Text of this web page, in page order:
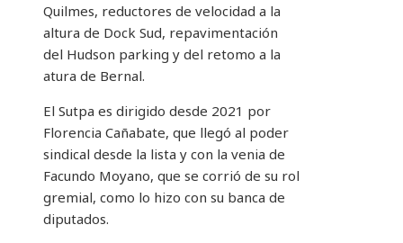
Quilmes, reductores de velocidad a la
altura de Dock Sud, repavimentación
del Hudson parking y del retomo a la
atura de Bernal.
El Sutpa es dirigido desde 2021 por
Florencia Cañabate, que llegó al poder
sindical desde la lista y con la venia de
Facundo Moyano, que se corrió de su rol
gremial, como lo hizo con su banca de
diputados.